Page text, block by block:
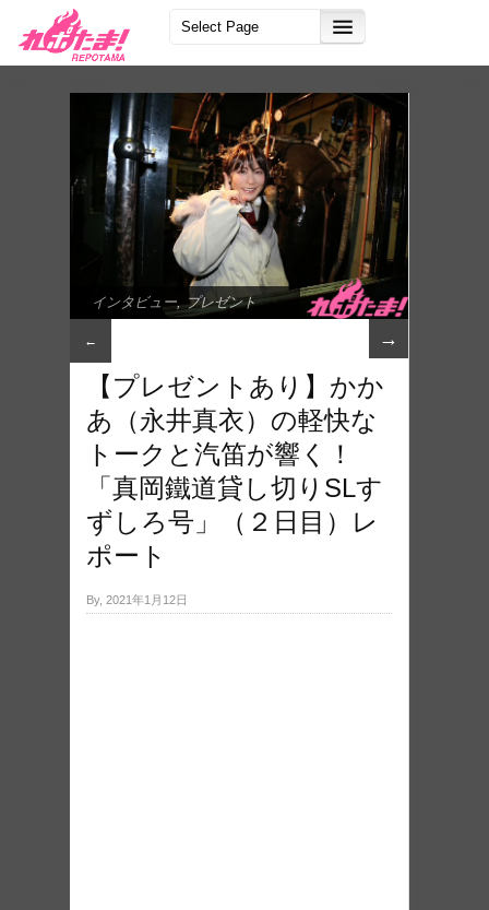
インタビュー ,プレゼント
← →
【プレゼントあり】かか
あ（永井真衣）の軽快な
トークと汽笛が響く！
「真岡鐵道貸し切りSLす
ずしろ号」（２日目）レ
ポート
By, 2021年1月12日